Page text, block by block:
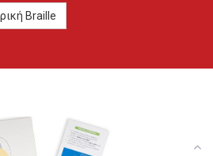
Braille